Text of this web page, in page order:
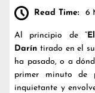
Read Time: 6
Al principio de “
Darín tirado en el
ha pasado, o a
primer minuto de
inquietante y